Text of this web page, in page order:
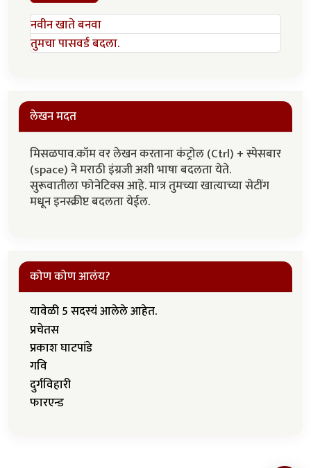
नवीन खाते बनवा
तुमचा पासवर्ड बदला.
लेखन मदत
मिसळपाव.कॉम वर लेखन करताना कंट्रोल (Ctrl) + स्पेसबार
(space) ने मराठी इंग्रजी अशी भाषा बदलता येते.
सुरूवातीला फोनेटिक्स आहे. मात्र तुमच्या खात्याच्या सेटींग
मधून इनस्क्रीप्ट बदलता येईल.
कोण कोण आलंय?
यावेळी 5 सदस्यं आलेले आहेत.
प्रचेतस
प्रकाश घाटपांडे
गवि
दुर्गविहारी
फारएन्ड